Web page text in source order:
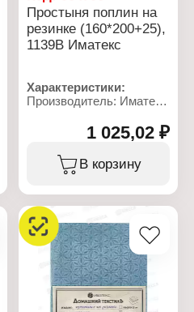
Простыня поплин на
резинке (160*200+25),
1139В Иматекс
Характеристики:
Производитель: Иматекс
Тип товара: Простыня
Крепление: на резинке
Размер: 160х200 см
Высота бортика: 25 см
Состав ткани: 100%
хлопок
Дизайн: с рисунком
Плотность ткани: 105 г/
1 025,02 ₽
В корзину